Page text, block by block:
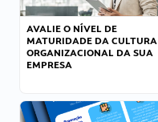
AVALIE O NÍVEL DE
MATURIDADE DA CULTURA
ORGANIZACIONAL DA SUA
EMPRESA